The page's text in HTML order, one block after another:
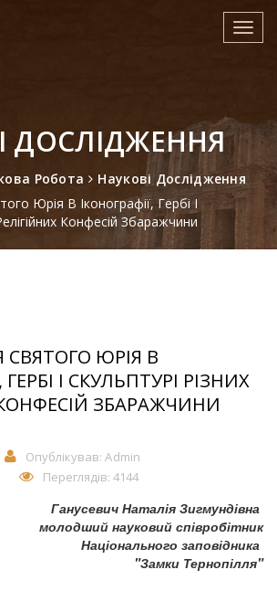
ДОСЛІДЖЕННЯ
Робота
Наукові Дослідження
Юрія В Іконографії, Гербі І
Конфесій Збаражчини
ЮРІЯ В
ГЕРБІ І СКУЛЬПТУРІ РІЗНИХ
ЗБАРАЖЧИНИ
Опублікував:Admin
Переглядів: 4144
Ганусевич Наталія Зигмундівна
молодший науковий співробітник
Національного заповідника
"Замки Тернопілля"